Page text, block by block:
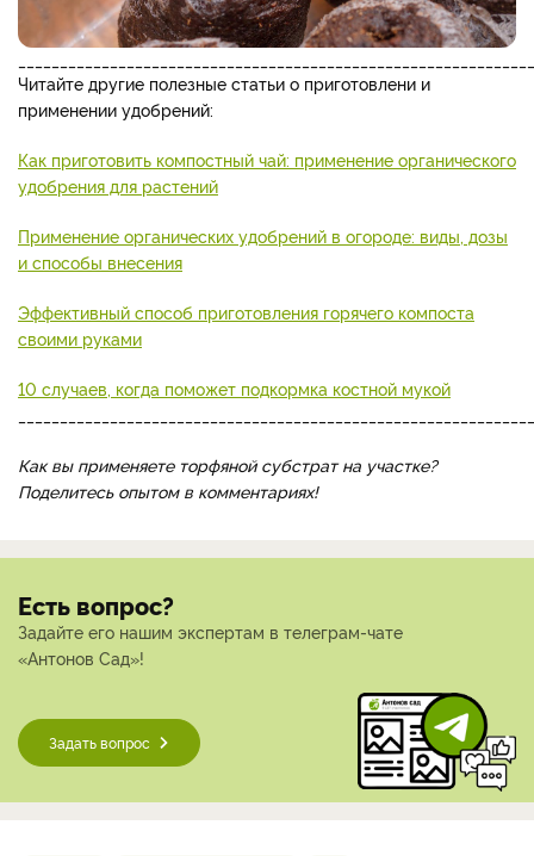
Читайте другие полезные статьи о приготовлени и
применении удобрений:
Как приготовить компостный чай: применение органического
удобрения для растений
Применение органических удобрений в огороде: виды, дозы
и способы внесения
Эффективный способ приготовления горячего компоста
своими руками
10 случаев, когда поможет подкормка костной мукой
Как вы применяете торфяной субстрат на участке?
Поделитесь опытом в комментариях!
Есть вопрос?
Задайте его нашим экспертам в телеграм-чате
«Антонов Сад»!
Задать вопрос